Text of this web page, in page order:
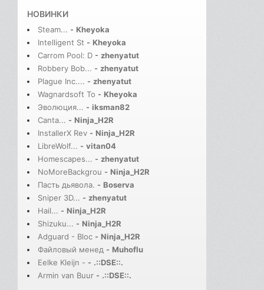
НОВИНКИ
Steam... - Kheyoka
Intelligent St - Kheyoka
Carrom Pool: D - zhenyatut
Robbery Bob... - zhenyatut
Plague Inc.... - zhenyatut
Wagnardsoft To - Kheyoka
Эволюция... - iksman82
Canta... - Ninja_H2R
InstallerX Rev - Ninja_H2R
LibreWolf... - vitan04
Homescapes... - zhenyatut
NoMoreBackgrou - Ninja_H2R
Пасть дьявола. - Boserva
Sniper 3D... - zhenyatut
Hail... - Ninja_H2R
Shizuku... - Ninja_H2R
Adguard - Bloc - Ninja_H2R
Файловый менед - Muhoflu
Eelke Kleijn - - .::DSE::.
Armin van Buur - .::DSE::.